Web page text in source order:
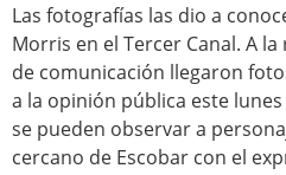
Las fotografías las dio a
Morris en el Tercer Canal. A
de comunicación llegaron
a la opinión pública este
se pueden observar a
cercano de Escobar con el